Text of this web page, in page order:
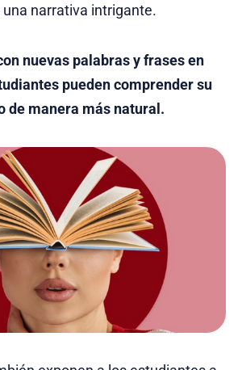
narrativa intrigante.
nuevas palabras y frases en
pueden comprender su
de manera más natural.